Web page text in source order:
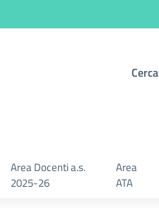
Cerca
Area Docenti a.s.
2025-26
Area
ATA